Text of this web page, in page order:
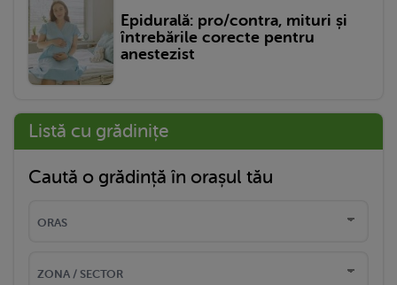
Epidurală: pro/contra, mituri și
întrebările corecte pentru
anestezist
Listă cu grădinițe
Caută o grădință în orașul tău